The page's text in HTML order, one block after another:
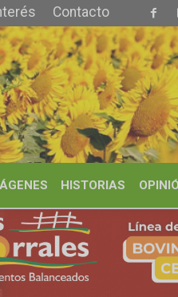
OPINIÓN CONTACTO